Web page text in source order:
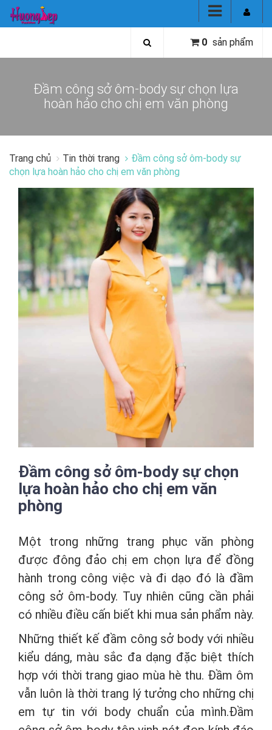
0 sản phẩm
Đầm công sở ôm-body sự chọn lựa
hoàn hảo cho chị em văn phòng
Trang chủ Tin thời trang
Đầm công sở ôm-body sự
chọn lựa hoàn hảo cho chị em văn phòng
Đầm công sở ôm-body sự chọn
lựa hoàn hảo cho chị em văn
phòng
Một trong những trang phục văn phòng
được đông đảo chị em chọn lựa để đồng
hành trong công việc và đi dạo đó là đầm
công sở ôm-body. Tuy nhiên cũng cần phải
có nhiều điều cấn biết khi mua sản phẩm này.
Những thiết kế đầm công sở body với nhiều
kiểu dáng, màu sắc đa dạng đặc biệt thích
hợp với thời trang giao mùa hè thu. Đầm ôm
vẫn luôn là thời trang lý tưởng cho những chị
em tự tin với body chuẩn của mình.Đầm